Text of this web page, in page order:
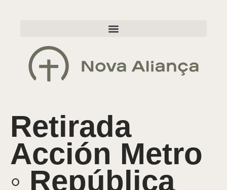
Retirada
Acción Metro
◦ República